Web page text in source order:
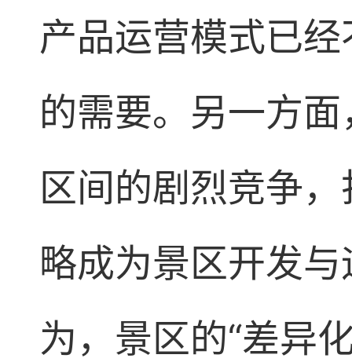
产品运营模式已
的需要。另一方
区间的剧烈竞争
略成为景区开发
为，景区的“差异